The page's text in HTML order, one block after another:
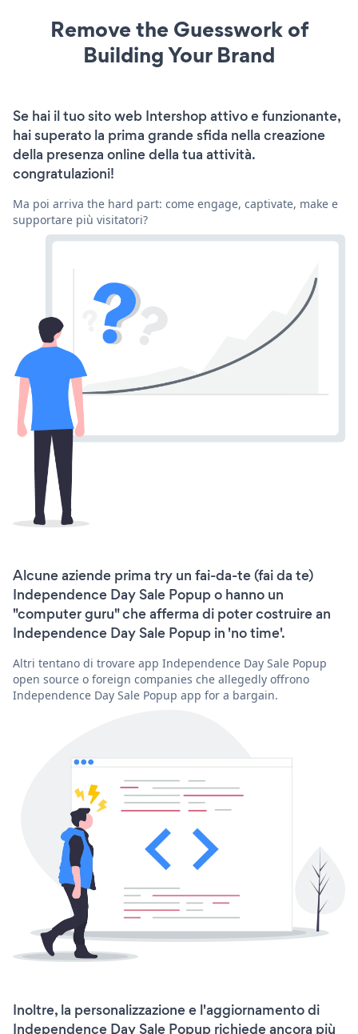
Remove the Guesswork of
Building Your Brand
Se hai il tuo sito web Intershop attivo e funzionante,
hai superato la prima grande sfida nella creazione
della presenza online della tua attività.
congratulazioni!
Ma poi arriva the hard part: come engage, captivate, make e
supportare più visitatori?
Alcune aziende prima try un fai-da-te (fai da te)
Independence Day Sale Popup o hanno un
"computer guru" che afferma di poter costruire an
Independence Day Sale Popup in 'no time'.
Altri tentano di trovare app Independence Day Sale Popup
open source o foreign companies che allegedly offrono
Independence Day Sale Popup app for a bargain.
Inoltre, la personalizzazione e l'aggiornamento di
Independence Day Sale Popup richiede ancora più